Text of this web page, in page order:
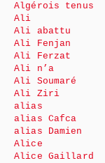
Algérois tenus
Ali
Ali abattu
Ali Fenjan
Ali Ferzat
Ali n’a
Ali Soumaré
Ali Ziri
alias
alias Cafca
alias Damien
Alice
Alice Gaillard